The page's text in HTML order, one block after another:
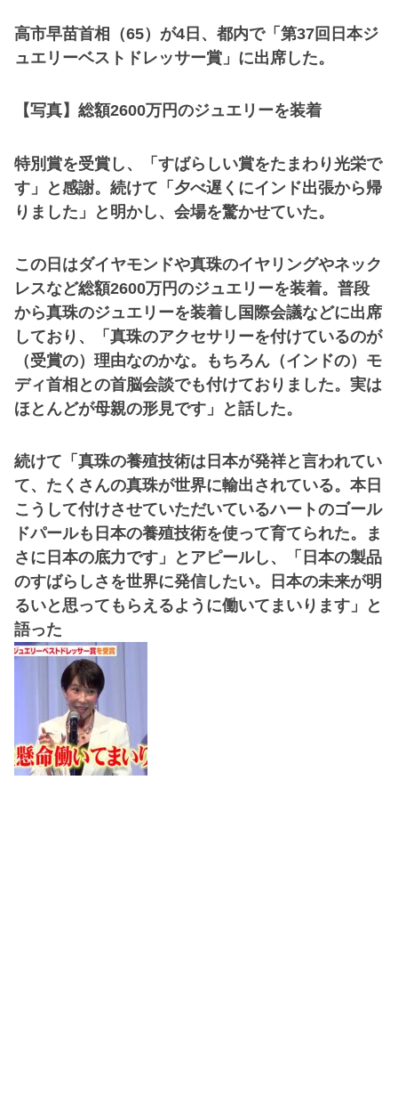
高市早苗首相（65）が4日、都内で「第37回日本ジ
ュエリーベストドレッサー賞」に出席した。
【写真】総額2600万円のジュエリーを装着
特別賞を受賞し、「すばらしい賞をたまわり光栄で
す」と感謝。続けて「夕べ遅くにインド出張から帰
りました」と明かし、会場を驚かせていた。
この日はダイヤモンドや真珠のイヤリングやネック
レスなど総額2600万円のジュエリーを装着。普段
から真珠のジュエリーを装着し国際会議などに出席
しており、「真珠のアクセサリーを付けているのが
（受賞の）理由なのかな。もちろん（インドの）モ
ディ首相との首脳会談でも付けておりました。実は
ほとんどが母親の形見です」と話した。
続けて「真珠の養殖技術は日本が発祥と言われてい
て、たくさんの真珠が世界に輸出されている。本日
こうして付けさせていただいているハートのゴール
ドパールも日本の養殖技術を使って育てられた。ま
さに日本の底力です」とアピールし、「日本の製品
のすばらしさを世界に発信したい。日本の未来が明
るいと思ってもらえるように働いてまいります」と
語った